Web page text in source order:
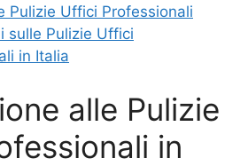
Pulizie Uffici Professionali
sulle Pulizie Uffici
in Italia
alle Pulizie
in